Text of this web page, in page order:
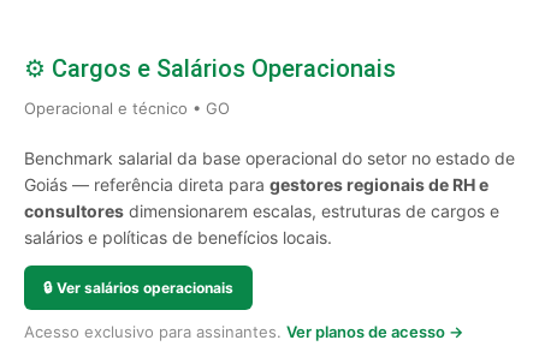
⚙️ Cargos e Salários Operacionais
Operacional e técnico • GO
Benchmark salarial da base operacional do setor no estado de
Goiás — referência direta para gestores regionais de RH e
consultores dimensionarem escalas, estruturas de cargos e
salários e políticas de benefícios locais.
🔒 Ver salários operacionais
Acesso exclusivo para assinantes. Ver planos de acesso →